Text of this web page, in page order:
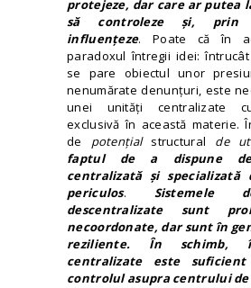
protejeze, dar care ar putea
să controleze și, prin
influențeze. Poate că în
paradoxul întregii idei:
se pare obiectul unor
nenumărate denunțuri, este
unei unități centralizate
exclusivă în această materie.
de potențial structural de
faptul de a dispune
centralizată și specializată
periculos. Sistemele
descentralizate sunt
necoordonate, dar sunt în
reziliente. În schimb,
centralizate este
controlul asupra centrului de